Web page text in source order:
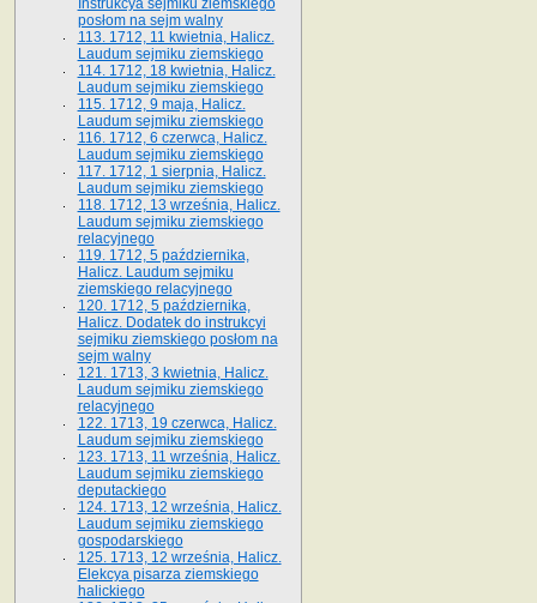
Instrukcya sejmiku ziemskiego
posłom na sejm walny
113. 1712, 11 kwietnia, Halicz.
Laudum sejmiku ziemskiego
114. 1712, 18 kwietnia, Halicz.
Laudum sejmiku ziemskiego
115. 1712, 9 maja, Halicz.
Laudum sejmiku ziemskiego
116. 1712, 6 czerwca, Halicz.
Laudum sejmiku ziemskiego
117. 1712, 1 sierpnia, Halicz.
Laudum sejmiku ziemskiego
118. 1712, 13 września, Halicz.
Laudum sejmiku ziemskiego
relacyjnego
119. 1712, 5 października,
Halicz. Laudum sejmiku
ziemskiego relacyjnego
120. 1712, 5 października,
Halicz. Dodatek do instrukcyi
sejmiku ziemskiego posłom na
sejm walny
121. 1713, 3 kwietnia, Halicz.
Laudum sejmiku ziemskiego
relacyjnego
122. 1713, 19 czerwca, Halicz.
Laudum sejmiku ziemskiego
123. 1713, 11 września, Halicz.
Laudum sejmiku ziemskiego
deputackiego
124. 1713, 12 września, Halicz.
Laudum sejmiku ziemskiego
gospodarskiego
125. 1713, 12 września, Halicz.
Elekcya pisarza ziemskiego
halickiego